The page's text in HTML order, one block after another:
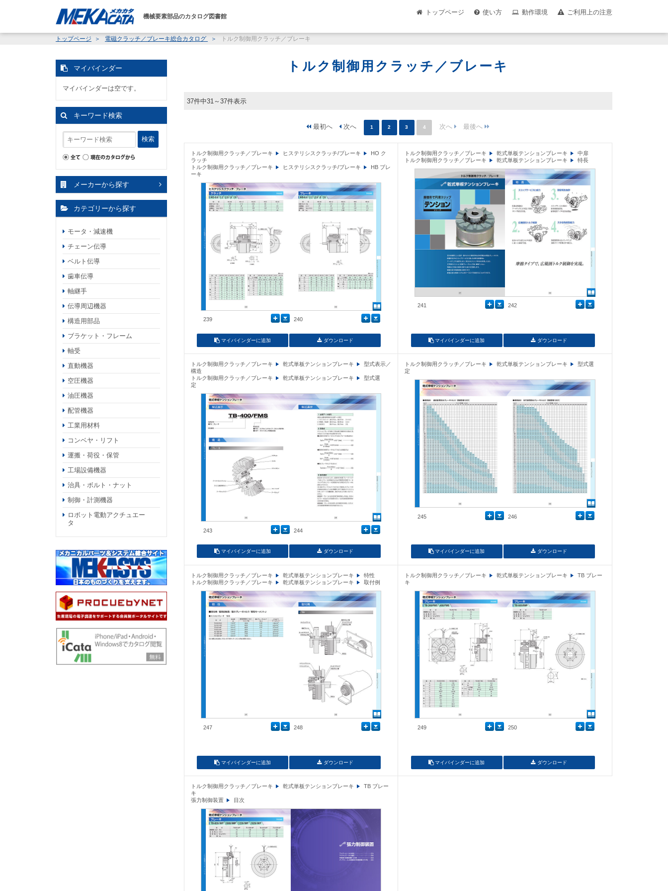
機械要素部品のカタログ図書館
トップページ 使い方 動作環境 ご利用上の注意
トップページ 電磁クラッチ／ブレーキ総合カタログ トルク制御用クラッチ／ブレーキ
トルク制御用クラッチ／ブレーキ
37件中31～37件表示
1 2 3 4
トルク制御用クラッチ／ブレーキ ヒステリシスクラッチ/ブレーキ
HO ク
ラッチ
トルク制御用クラッチ／ブレーキ
ヒステリシスクラッチ/ブレーキ
HB ブレ
ーキ
239 240
マイバインダーに追加 ダウンロード
トルク制御用クラッチ／ブレーキ 乾式単板テンションブレーキ
中扉
トルク制御用クラッチ／ブレーキ
乾式単板テンションブレーキ 特長
241 242
マイバインダーに追加 ダウンロード
トルク制御用クラッチ／ブレーキ 乾式単板テンションブレーキ
型式表示／
構造
トルク制御用クラッチ／ブレーキ
乾式単板テンションブレーキ
型式選
定
243 244
マイバインダーに追加 ダウンロード
トルク制御用クラッチ／ブレーキ 乾式単板テンションブレーキ
型式選
定
245 246
マイバインダーに追加 ダウンロード
トルク制御用クラッチ／ブレーキ 乾式単板テンションブレーキ
特性
トルク制御用クラッチ／ブレーキ
乾式単板テンションブレーキ 取付例
247 248
マイバインダーに追加 ダウンロード
トルク制御用クラッチ／ブレーキ 乾式単板テンションブレーキ
TB ブレー
キ
249 250
マイバインダーに追加 ダウンロード
トルク制御用クラッチ／ブレーキ 乾式単板テンションブレーキ
TB ブレー
キ
張力制御装置
目次
マイバインダー
マイバインダーは空です。
キーワード検索
検索
メーカーから探す
カテゴリーから探す
モータ・減速機
チェーン伝導
ベルト伝導
歯車伝導
軸継手
伝導周辺機器
構造用部品
ブラケット・フレーム
軸受
直動機器
空圧機器
油圧機器
配管機器
工業用材料
コンベヤ・リフト
運搬・荷役・保管
工場設備機器
治具・ボルト・ナット
制御・計測機器
ロボット電動アクチュエー
タ